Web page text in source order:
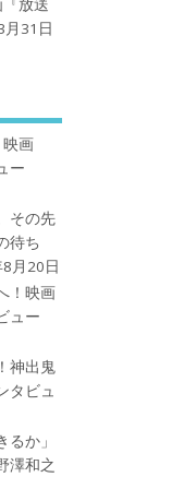
放送
月31日
画
ー
その先
待ち
月20日
！映画
ュー
神出鬼
タビュ
か」
澤和之